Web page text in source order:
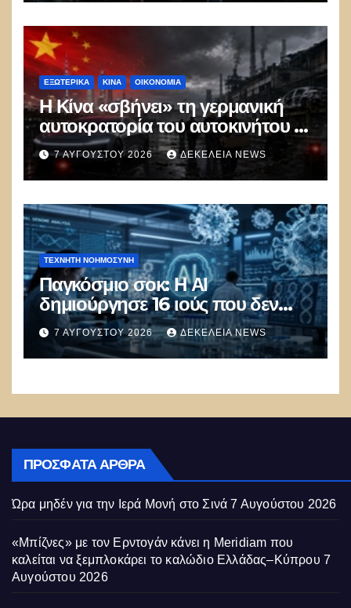
ΕΞΩΤΕΡΙΚΑ ΚΊΝΑ ΟΙΚΟΝΟΜΙΑ
Η Κίνα «σβήνει» τη γερμανική
αυτοκρατορία του αυτοκινήτου –
100.000 απολύσεις, λουκέτα και
πολιτικός πανικός
7 ΑΥΓΟΎΣΤΟΥ 2026 ΔΕΚΈΛΕΙΑ NEWS
ΤΕΧΝΗΤΉ ΝΟΗΜΟΣΎΝΗ
Παγκόσμιο σοκ: Η ΑΙ
δημιούργησε 16 ιούς που δεν
υπάρχουν στη φύση –
Συναγερμός: Ο εφιάλτης μόλις
άρχισε
7 ΑΥΓΟΎΣΤΟΥ 2026 ΔΕΚΈΛΕΙΑ NEWS
ΠΡΌΣΦΑΤΑ ΆΡΘΡΑ
Ώρα μηδέν για την Ιερά Μονή στο Σινά 7 Αυγούστου 2026
«Μπίζνες» με τον Ερντογάν κάνει η Meridiam που
καλείται να ξεμπλοκάρει το καλώδιο Ελλάδας–Κύπρου 7
Αυγούστου 2026